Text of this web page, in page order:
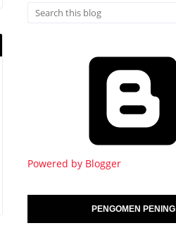
Powered by Blogger
PENGOMEN PENING